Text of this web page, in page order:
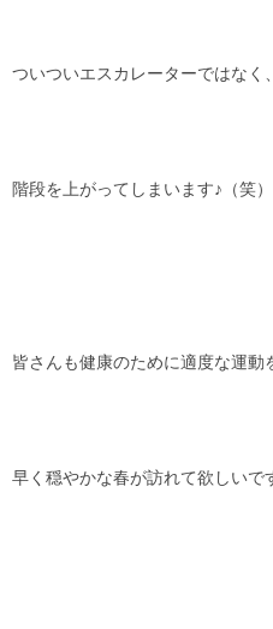
ついついエスカレーターではなく、
階段を上がってしまいます♪（笑）
皆さんも健康のために適度な運
早く穏やかな春が訪れて欲しいで